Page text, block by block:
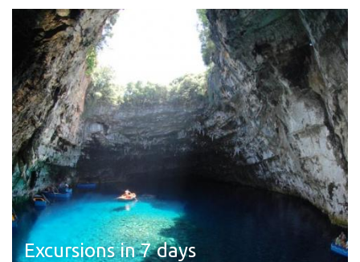
Διαβάστε περισσότερα
Excursions in 7 days